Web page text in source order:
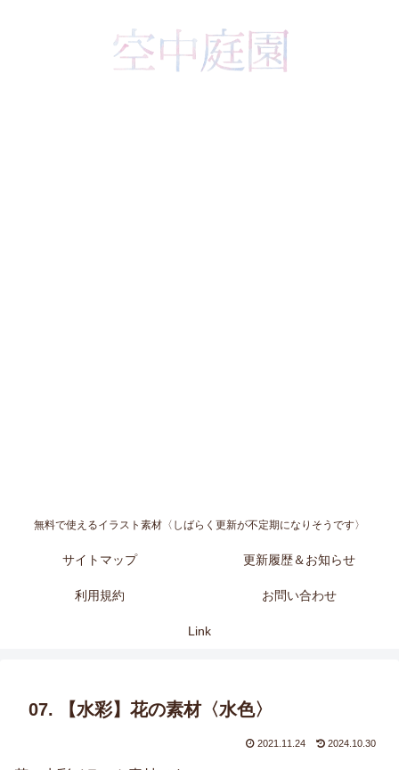
無料で使えるイラスト素材〈しばらく更新が不定期になりそうです〉
サイトマップ 更新履歴＆お知らせ
利用規約 お問い合わせ
Link
07. 【水彩】花の素材〈水色〉
2021.11.24 2024.10.30